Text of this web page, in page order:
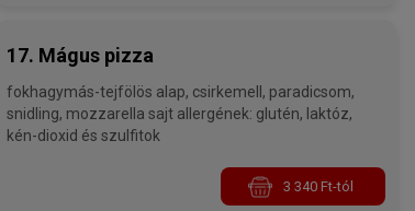
17. Mágus pizza
fokhagymás-tejfölös alap, csirkemell, paradicsom,
snidling, mozzarella sajt allergének: glutén, laktóz,
kén-dioxid és szulfitok
3 340 Ft-tól